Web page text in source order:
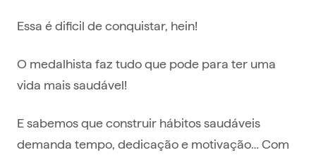
Essa é dificil de conquistar, hein!
O medalhista faz tudo que pode para ter uma
vida mais saudável!
E sabemos que construir hábitos saudáveis
demanda tempo, dedicação e motivação… Com